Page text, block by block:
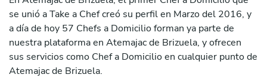
se unió a Take a Chef creó su perfil en Marzo del 2016, y
a día de hoy 57 Chefs a Domicilio forman ya parte de
nuestra plataforma en Atemajac de Brizuela, y ofrecen
sus servicios como Chef a Domicilio en cualquier punto de
Atemajac de Brizuela.